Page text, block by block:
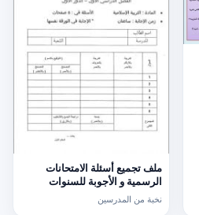
ملف تجميع أسئلة الامتحانات
الرسمية و الأجوبة للسنوات
السابقة الدور الأول (الامتحانات)
التاسع
نخبة من المدرسين